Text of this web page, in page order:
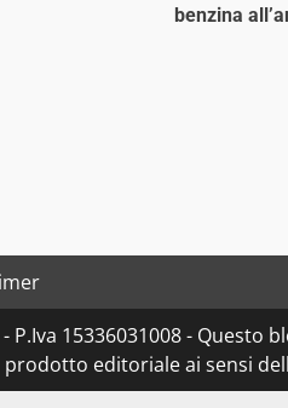
benzina
15336031008 - Questo
editoriale ai sensi